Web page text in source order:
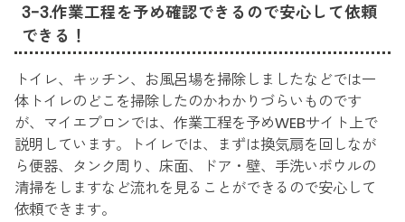
3-3.作業工程を予め確認できるので安心して依頼
できる！
トイレ、キッチン、お風呂場を掃除しましたなどでは一
体トイレのどこを掃除したのかわかりづらいものです
が、マイエプロンでは、作業工程を予めWEBサイト上で
説明しています。トイレでは、まずは換気扇を回しなが
ら便器、タンク周り、床面、ドア・壁、手洗いボウルの
清掃をしますなど流れを見ることができるので安心して
依頼できます。